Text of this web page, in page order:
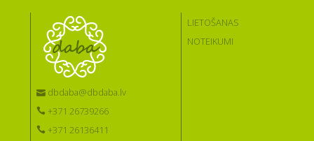
dbdaba@dbdaba.lv
+371 26739266
+371 26136411
LIETOŠANAS
NOTEIKUMI